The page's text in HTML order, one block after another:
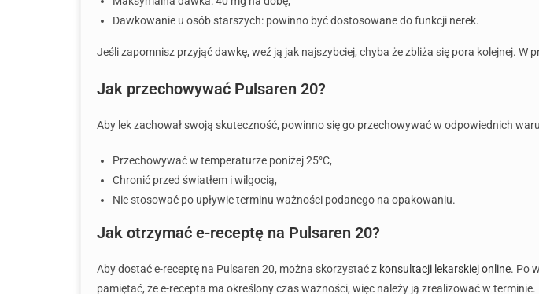
Dawkowanie u osób starszych: powinno być dostosowane do funkcji nerek.
Jeśli zapomnisz przyjąć dawkę, weź ją jak najszybciej, chyba że zbliża się pora kolejnej.
Jak przechowywać Pulsaren 20?
Aby lek zachował swoją skuteczność, powinno się go przechowywać w odpowiednich
Przechowywać w temperaturze poniżej 25°C,
Chronić przed światłem i wilgocią,
Nie stosować po upływie terminu ważności podanego na opakowaniu.
Jak otrzymać e-receptę na Pulsaren 20?
Aby dostać e-receptę na Pulsaren 20, można skorzystać z konsultacji lekarskiej online. Po
pamiętać, że e-recepta ma określony czas ważności, więc należy ją zrealizować w terminie.